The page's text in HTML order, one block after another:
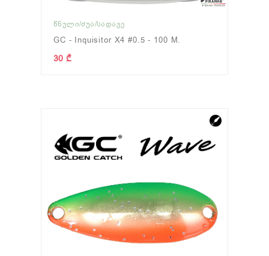
ᲬᲜᲣᲚᲘ/ᲫᲣᲐ/ᲡᲐᲓᲐᲕᲔ
GC - Inquisitor X4 #0.5 - 100 M.
30 ₾